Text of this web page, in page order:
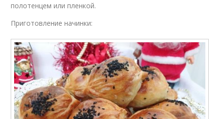
полотенцем или пленкой.
Приготовление начинки: